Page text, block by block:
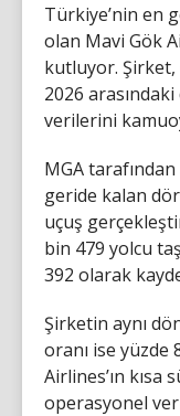
Türkiye’nin en
olan Mavi Gök
kutluyor. Şirket,
2026
verilerini
MGA
geride kalan
uçuş
bin 479 yolcu
392 olarak
Şirketin aynı
oranı ise yüzde
Airlines’ın kısa
operasyonel